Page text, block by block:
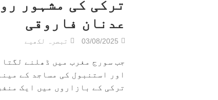
ترکی کی مشہور
عدنان فاروقی
03/08/2025 تبصرہ لکھیے
جب سورج مغرب میں ڈھلنے
اور استنبول کی مساجد کے
ترکی کے بازاروں میں ایک